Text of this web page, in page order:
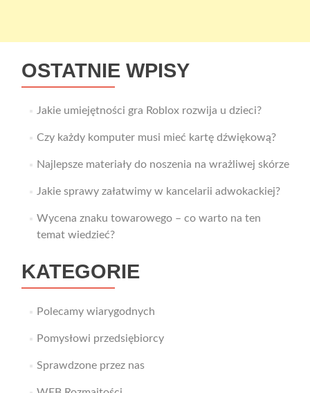
OSTATNIE WPISY
Jakie umiejętności gra Roblox rozwija u dzieci?
Czy każdy komputer musi mieć kartę dźwiękową?
Najlepsze materiały do noszenia na wrażliwej skórze
Jakie sprawy załatwimy w kancelarii adwokackiej?
Wycena znaku towarowego – co warto na ten
temat wiedzieć?
KATEGORIE
Polecamy wiarygodnych
Pomysłowi przedsiębiorcy
Sprawdzone przez nas